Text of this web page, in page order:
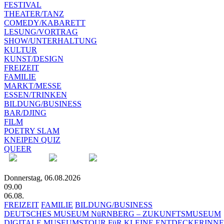
FESTIVAL
THEATER/TANZ
COMEDY/KABARETT
LESUNG/VORTRAG
SHOW/UNTERHALTUNG
KULTUR
KUNST/DESIGN
FREIZEIT
FAMILIE
MARKT/MESSE
ESSEN/TRINKEN
BILDUNG/BUSINESS
BAR/DJING
FILM
POETRY SLAM
KNEIPEN QUIZ
QUEER
Donnerstag, 06.08.2026
09.00
06.08.
FREIZEIT FAMILIE BILDUNG/BUSINESS
DEUTSCHES MUSEUM NüRNBERG – ZUKUNFTSMUSEUM